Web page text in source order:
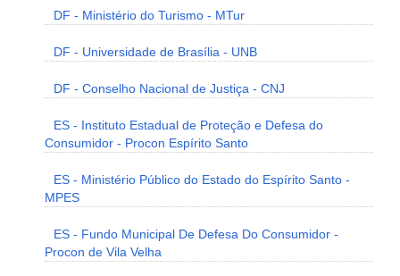
DF - Ministério do Turismo - MTur
DF - Universidade de Brasília - UNB
DF - Conselho Nacional de Justiça - CNJ
ES - Instituto Estadual de Proteção e Defesa do
Consumidor - Procon Espírito Santo
ES - Ministério Público do Estado do Espírito Santo -
MPES
ES - Fundo Municipal De Defesa Do Consumidor -
Procon de Vila Velha